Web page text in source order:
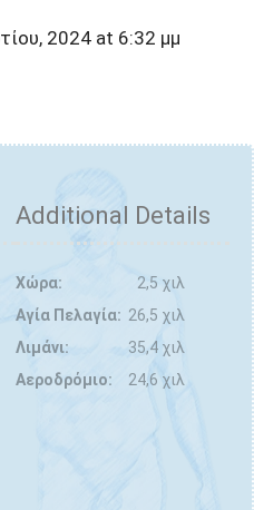
2024 at 6:32 μμ
Additional Details
Χώρα:
2,5 χιλ
Αγία Πελαγία: 26,5 χιλ
Λιμάνι:
35,4 χιλ
Αεροδρόμιο:
24,6 χιλ